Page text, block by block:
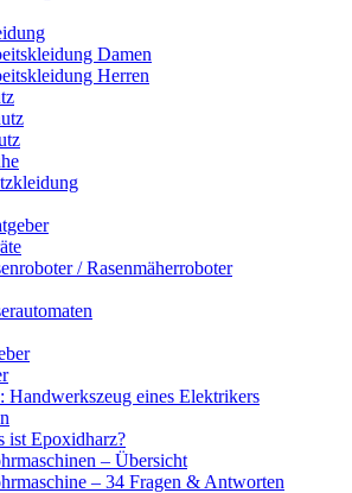
Damen
Herren
/ Rasenmäherroboter
Handwerkszeug eines Elektrikers
ist Epoxidharz?
– Übersicht
– 34 Fragen & Antworten